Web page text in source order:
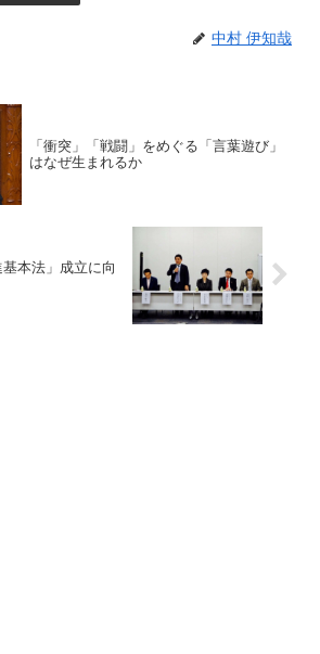
中村 伊知哉
「衝突」「戦闘」をめぐる「言葉遊び」
はなぜ生まれるか
基本法」成立に向